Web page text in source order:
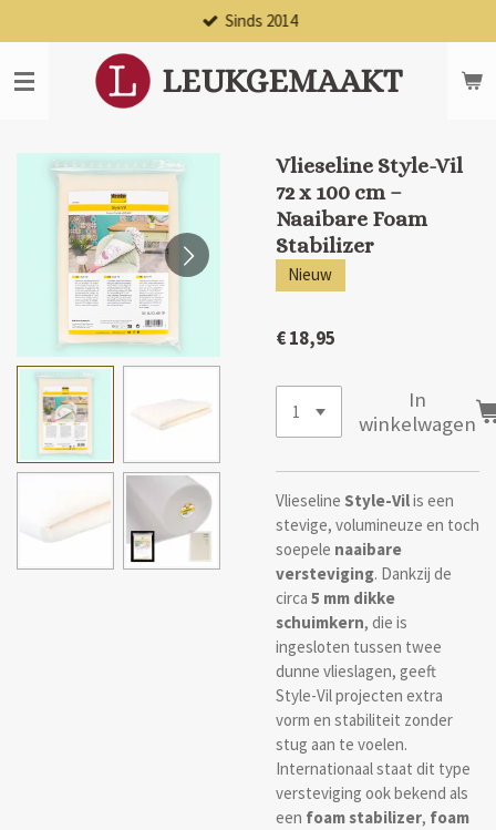
direct
naar
de
LEUKGEMAAKT
Sinds 2014
Vlieseline Style-Vil
72 x 100 cm –
Naaibare Foam
Stabilizer
Nieuw
€ 18,95
In
winkelwagen
Vlieseline Style-Vilis een
stevige, volumineuze en toch
soepele naaibare
versteviging. Dankzij de
circa 5 mm dikke
schuimkern, die is
ingesloten tussen twee
dunne vlieslagen, geeft
Style-Vil projecten extra
vorm en stabiliteit zonder
stug aan te voelen.
Internationaal staat dit type
versteviging ook bekend als
een foam stabilizer, foam